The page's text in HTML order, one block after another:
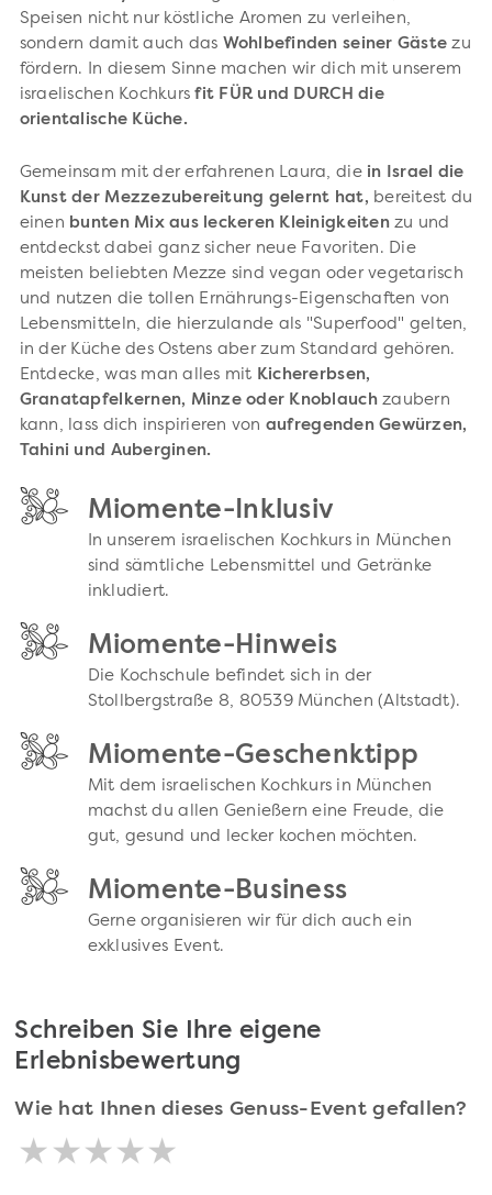
Speisen nicht nur köstliche Aromen zu verleihen,
sondern damit auch das Wohlbefinden seiner Gäste zu
fördern. In diesem Sinne machen wir dich mit unserem
israelischen Kochkurs fit FÜR und DURCH die
orientalische Küche.
Gemeinsam mit der erfahrenen Laura, die in Israel die
Kunst der Mezzezubereitung gelernt hat, bereitest du
einen bunten Mix aus leckeren Kleinigkeitenzu und
entdeckst dabei ganz sicher neue Favoriten. Die
meisten beliebten Mezze sind vegan oder vegetarisch
und nutzen die tollen Ernährungs-Eigenschaften von
Lebensmitteln, die hierzulande als "Superfood" gelten,
in der Küche des Ostens aber zum Standard gehören.
Entdecke, was man alles mit Kichererbsen,
Granatapfelkernen, Minze oder Knoblauchzaubern
kann, lass dich inspirieren von aufregenden Gewürzen,
Tahini und Auberginen.
Miomente-Inklusiv
In unserem israelischen Kochkurs in München
sind sämtliche Lebensmittel und Getränke
inkludiert.
Miomente-Hinweis
Die Kochschule befindet sich in der
Stollbergstraße 8, 80539 München (Altstadt).
Miomente-Geschenktipp
Mit dem israelischen Kochkurs in München
machst du allen Genießern eine Freude, die
gut, gesund und lecker kochen möchten.
Miomente-Business
Gerne organisieren wir für dich auch ein
exklusives Event.
Schreiben Sie Ihre eigene
Erlebnisbewertung
Wie hat Ihnen dieses Genuss-Event gefallen?